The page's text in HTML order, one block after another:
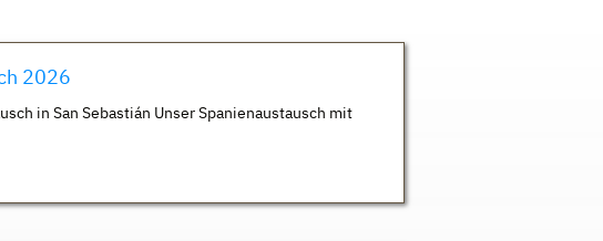
2026
in San Sebastián Unser Spanienaustausch mit